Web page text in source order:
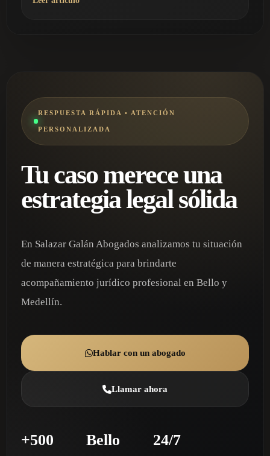
RESPUESTA RÁPIDA • ATENCIÓN
PERSONALIZADA
Tu caso merece una
estrategia legal sólida
En Salazar Galán Abogados analizamos tu situación
de manera estratégica para brindarte
acompañamiento jurídico profesional en Bello y
Medellín.
Hablar con un abogado
Llamar ahora
+500 Bello 24/7